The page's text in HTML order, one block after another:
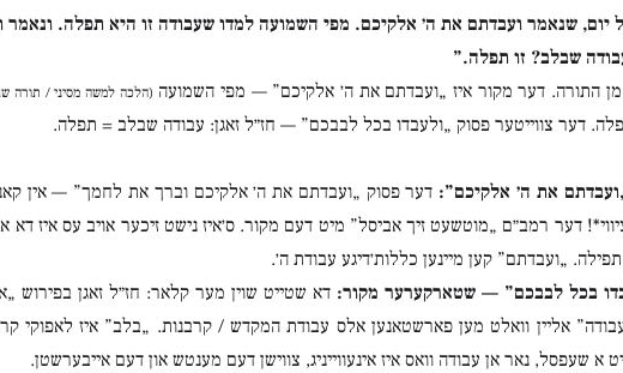
שנאמר ועבדתם את ה׳ אלקיכם. מפי השמועה למדו שעבודה זו היא תפלה. ונאמר
שבלב? זו תפלה.”
התורה. דער מקור איז „ועבדתם את ה׳ אלקיכם” — מפי השמועה (הלכה למשה מסיני / תורה
דער צווייטער פסוק „ולעבדו בכל לבבכם” — חז״ל זאגן: עבודה שבלב = תפלה.
את ה׳ אלקיכם”: דער פסוק „ועבדתם את ה׳ אלקיכם וברך את לחמך” — אין
דער רמב״ם „מוטשעט זיך אביסל” מיט דעם מקור. ס׳איז נישט זיכער אויב עס איז דא
„ועבדתם” קען מיינען כללות׳דיגע עבודת ה׳.
בכל לבבכם” — שטארקערער מקור: דא שטייט שוין מער קלאר: חז״ל זאגן בפירוש
אליין וואלט מען פארשטאנען אלס עבודת המקדש / קרבנות. „בלב” איז לאפוקי
א שעפסל, נאר אן עבודה וואס איז אינעווייניג, צווישן דעם מענטש און דעם אייבערשטן.